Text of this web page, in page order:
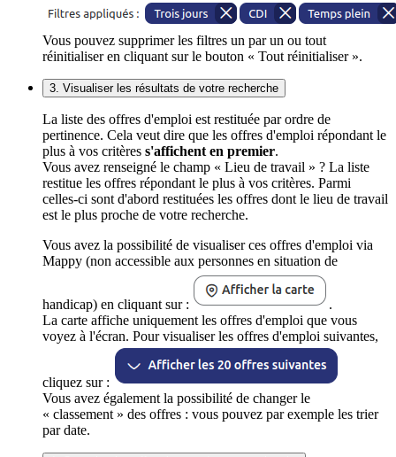
Vous pouvez supprimer les filtres un par un ou tout
réinitialiser en cliquant sur le bouton « Tout réinitialiser ».
3. Visualiser les résultats de votre recherche
La liste des offres d'emploi est restituée par ordre de
pertinence. Cela veut dire que les offres d'emploi répondant le
plus à vos critères s'affichent en premier.
Vous avez renseigné le champ « Lieu de travail » ? La liste
restitue les offres répondant le plus à vos critères. Parmi
celles-ci sont d'abord restituées les offres dont le lieu de travail
est le plus proche de votre recherche.
Vous avez la possibilité de visualiser ces offres d'emploi via
Mappy (non accessible aux personnes en situation de
handicap) en cliquant sur :
.
La carte affiche uniquement les offres d'emploi que vous
voyez à l'écran. Pour visualiser les offres d'emploi suivantes,
cliquez sur :
Vous avez également la possibilité de changer le
« classement » des offres : vous pouvez par exemple les trier
par date.